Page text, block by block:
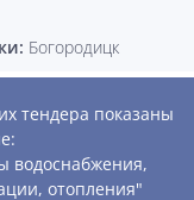
Богородицк
тендера показаны
водоснабжения,
отопления"